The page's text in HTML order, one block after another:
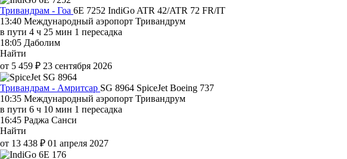
Тривандрам - Гоа 6E 7252 IndiGo ATR 42/ATR 72 FR/IT
13:40 Международный аэропорт Тривандрум
в пути 4 ч 25 мин 1 пересадка
18:05 Даболим
Найти
от 5 459 ₽ 23 сентября 2026
Тривандрам - Амритсар SG 8964 SpiceJet Boeing 737
10:35 Международный аэропорт Тривандрум
в пути 6 ч 10 мин 1 пересадка
16:45 Раджа Санси
Найти
от 13 438 ₽ 01 апреля 2027